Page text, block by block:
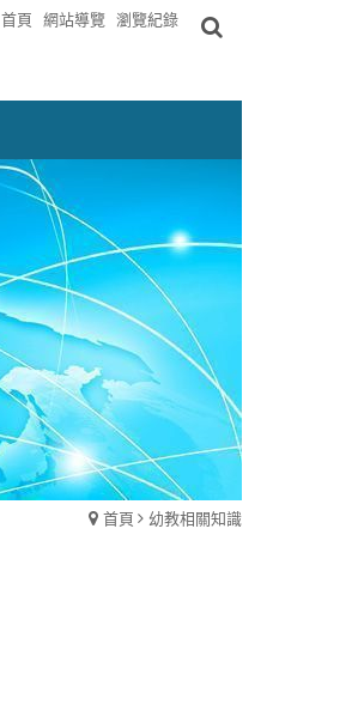
首頁 網站導覽 瀏覽紀錄
首頁 幼教相關知識